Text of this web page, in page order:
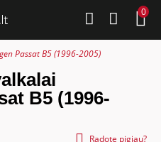
0
Passat B5 (1996-2005)
B5 (1996-
Radote pigiau?